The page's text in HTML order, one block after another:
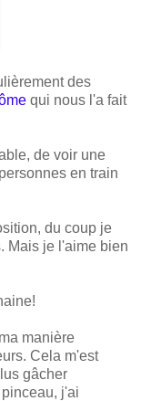
des
qui nous l'a fait
de voir une
en train
du coup je
Mais je l'aime bien
manière
Cela m'est
gâcher
j'ai